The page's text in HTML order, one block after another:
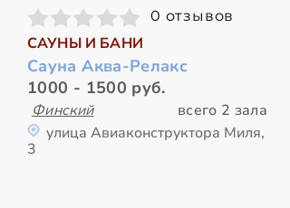
0 отзывов
САУНЫ И БАНИ
Сауна Аква-Релакс
1000 - 1500 руб.
Финский
всего 2 зала
улица Авиаконструктора Миля,
3